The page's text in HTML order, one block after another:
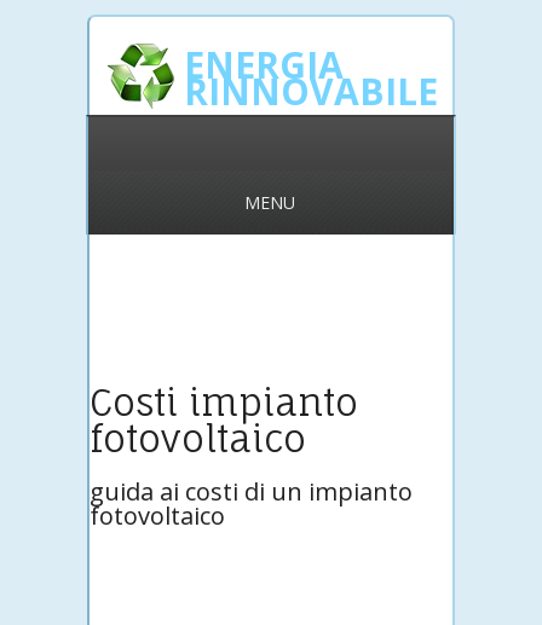
ENERGIA
RINNOVABILE
MENU
Costi impianto
fotovoltaico
guida ai costi di un impianto
fotovoltaico